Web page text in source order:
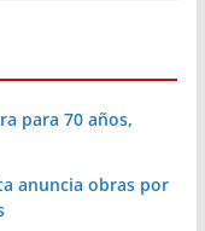
para 70 años,
anuncia obras por